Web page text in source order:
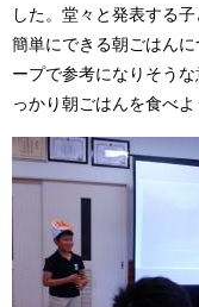
した。堂々と発表する
簡単にできる朝ごはん
ープで参考になりそう
っかり朝ごはんを食べよ